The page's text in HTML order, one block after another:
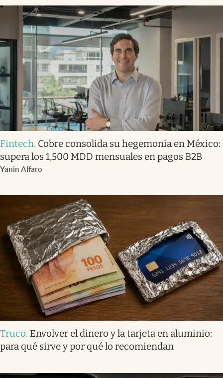
Fintech. Cobre consolida su hegemonía en México:
supera los 1,500 MDD mensuales en pagos B2B
Yanin Alfaro
Truco. Envolver el dinero y la tarjeta en aluminio:
para qué sirve y por qué lo recomiendan